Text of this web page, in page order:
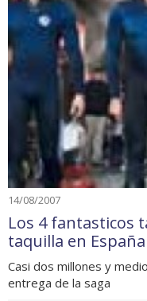
14/08/2007
Los 4 fantasticos
taquilla en España
Casi dos millones y
entrega de la saga